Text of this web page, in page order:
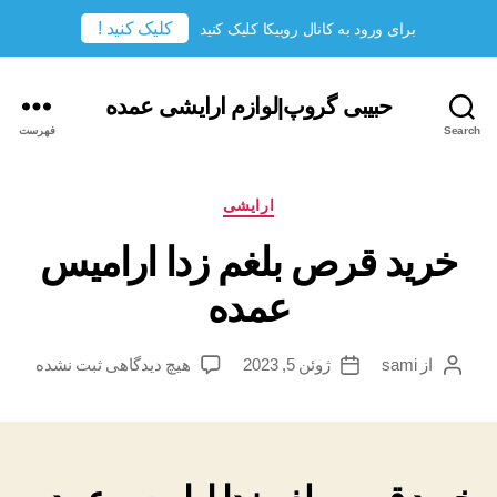
Search
حبیبی گروپ|لوازم ارایشی عمده
فهرست
دسته‌ها
ارایشی
خرید قرص بلغم زدا ارامیس
عمده
نویسندهٔ
ازsami
تاریخژوئن 5, 2023 هیچ دیدگاهیبرای
ثبت نشده
برای ورود به کانال روبیکا کلیک کنید کلیک کنید !